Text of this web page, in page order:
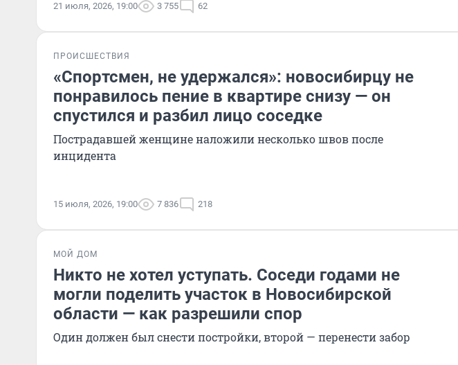
21 июля, 2026, 19:00 3 755 62
ПРОИСШЕСТВИЯ
«Спортсмен, не удержался»: новосибирцу не
понравилось пение в квартире снизу — он
спустился и разбил лицо соседке
Пострадавшей женщине наложили несколько швов после
инцидента
15 июля, 2026, 19:00 7 836 218
МОЙ ДОМ
Никто не хотел уступать. Соседи годами не
могли поделить участок в Новосибирской
области — как разрешили спор
Один должен был снести постройки, второй — перенести забор